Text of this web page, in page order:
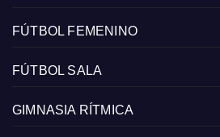
FÚTBOL FEMENINO
FÚTBOL SALA
GIMNASIA RÍTMICA